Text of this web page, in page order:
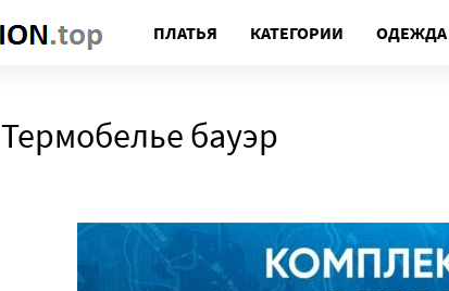
ПЛАТЬЯ КАТЕГОРИИ ОДЕЖДА
Термобелье бауэр